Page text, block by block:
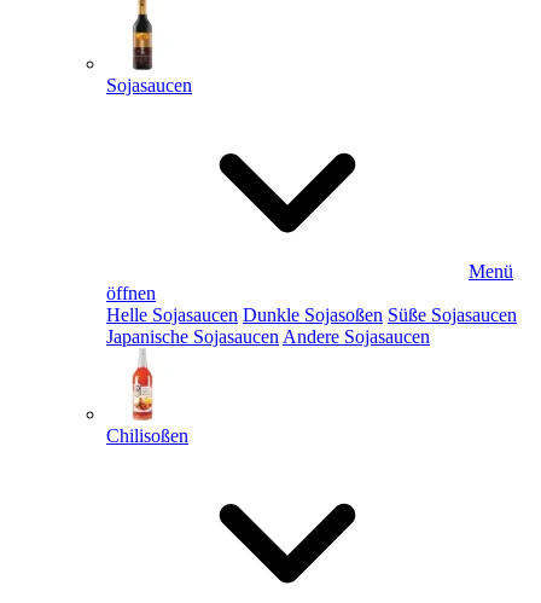
Sojasaucen
Menü
öffnen
Helle Sojasaucen Dunkle Sojasoßen Süße Sojasaucen
Japanische Sojasaucen Andere Sojasaucen
Chilisoßen